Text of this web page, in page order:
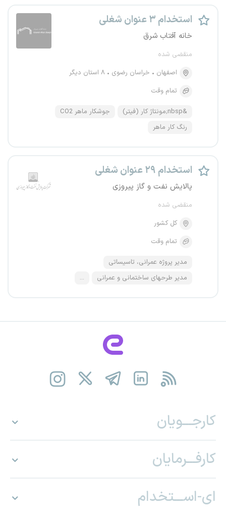
استخدام ۳ عنوان شغلی
خانه آفتاب شرق
منقضی شده
اصفهان
خراسان رضوی
۸ استان دیگر
تمام وقت
&nbsp;مونتاژ کار (فیتر)
جوشکار ماهر CO2
رنگ کار ماهر
استخدام ۲۹ عنوان شغلی
پالایش نفت و گاز پیروزی
منقضی شده
کل کشور
تمام وقت
مدیر پروژه عمرانی، تاسیساتی
مدیر طرحهای ساختمانی و عمرانی
...
کارجـــویان
کارفـــرمایان
ای-اســـتخدام